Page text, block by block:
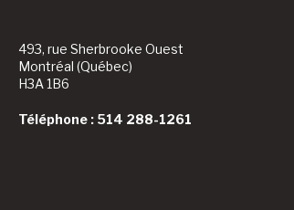
493, rue Sherbrooke Ouest
Montréal (Québec)
H3A 1B6
Téléphone : 514 288-1261